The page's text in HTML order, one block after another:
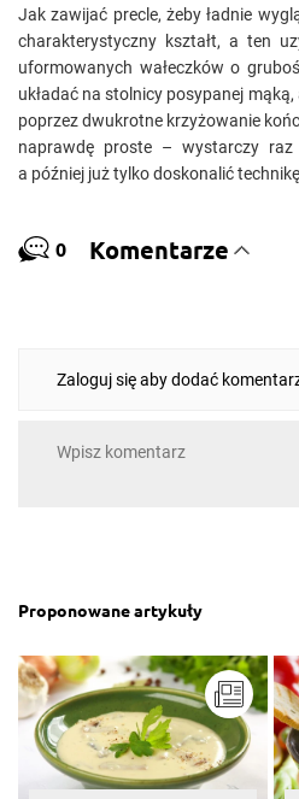
Jak zawijać precle, żeby ładnie
charakterystyczny kształt, a ten
uformowanych wałeczków o
układać na stolnicy posypanej
poprzez dwukrotne krzyżowanie
naprawdę proste – wystarczy raz
a później już tylko doskonalić
0 Komentarze
Zaloguj się aby dodać
Proponowane artykuły